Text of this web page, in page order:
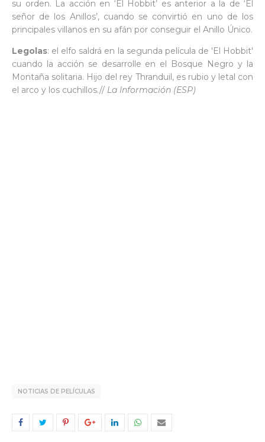
su orden. La acción en ‘El Hobbit’ es anterior a la de ‘El
señor de los Anillos’, cuando se convirtió en uno de los
principales villanos en su afán por conseguir el Anillo Único.
Legolas: el elfo saldrá en la segunda película de 'El Hobbit'
cuando la acción se desarrolle en el Bosque Negro y la
Montaña solitaria. Hijo del rey Thranduil, es rubio y letal con
el arco y los cuchillos.// La Información (ESP)
NOTICIAS DE PELÍCULAS